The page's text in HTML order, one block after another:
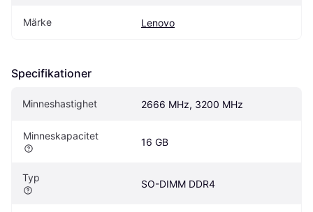
Märke Lenovo
Specifikationer
Minneshastighet 2666 MHz, 3200 MHz
Minneskapacitet
16 GB
Typ
SO-DIMM DDR4